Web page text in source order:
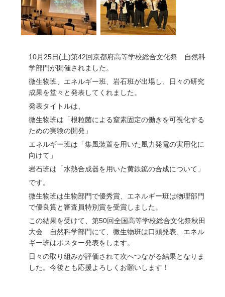
10月25日(土)第42回京都府高等学校総合文化祭 自然科
学部門が開催されました。
微生物班、エネルギー班、岩石班が出場し、日々の研究
成果を堂々と発表してくれました。
発表タイトルは、
微生物班は「根粒菌による窒素固定の働きを可視化する
ための実験の開発」
エネルギー班は「集風装置を用いた風力発電の実用化に
向けて」
岩石班は「水熱合成器を用いた黄鉄鉱の合成について」
です。
微生物班は生物部門で優秀賞、エネルギー班は物理部門
で優良賞と審査員特別賞を受賞しました。
この結果を受けて、 第50回全国高等学校総合文化祭秋田
大会 自然科学部門にて、微生物班は口頭発表、エネル
ギー班はポスター発表をします。
日々の取り組みが評価されて次へつながる結果となりま
した。今後とも応援よろしくお願いします！